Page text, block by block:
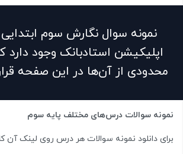
نمونه سوال نگارش سوم
اپلیکیشن استادبانک وجود دارد
محدودی از آن‌ها در این صفحه
نمونه سوالات درس‌های مختلف پایه سوم
برای دانلود نمونه سوالات هر درس روی لینک آن